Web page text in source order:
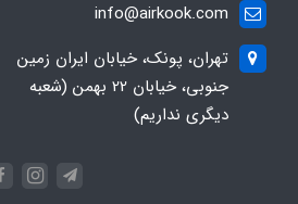
info@airkook.com
تهران، پونک، خیابان ایران زمین
جنوبی، خیابان 22 بهمن (شعبه
دیگری نداریم)